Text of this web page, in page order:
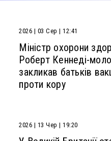
2026 | 03 Сер | 12:41
Міністр охорони
Роберт Кеннеді-
закликав батьків
проти кору
2026 | 13 Чер | 19:20